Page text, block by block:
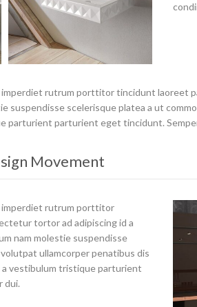
rutrum porttitor tincidunt laoreet
suspendisse scelerisque platea a ut
parturient parturient eget tincidunt.
Movement
imperdiet rutrum porttitor
tortor ad adipiscing id a
nam molestie suspendisse
ullamcorper penatibus dis
vestibulum tristique parturient
dui.